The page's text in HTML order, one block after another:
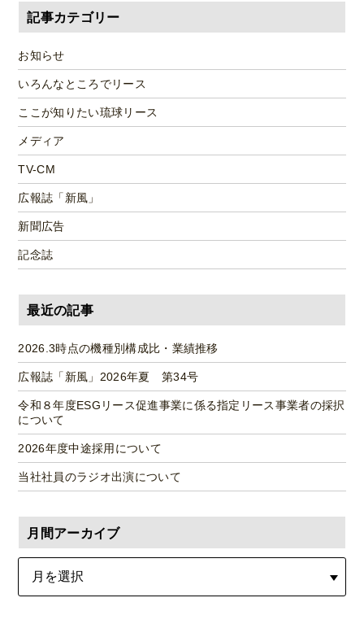
記事カテゴリー
お知らせ
いろんなところでリース
ここが知りたい琉球リース
メディア
TV-CM
広報誌「新風」
新聞広告
記念誌
最近の記事
2026.3時点の機種別構成比・業績推移
広報誌「新風」2026年夏 第34号
令和８年度ESGリース促進事業に係る指定リース事業者の採択
について
2026年度中途採用について
当社社員のラジオ出演について
月間アーカイブ